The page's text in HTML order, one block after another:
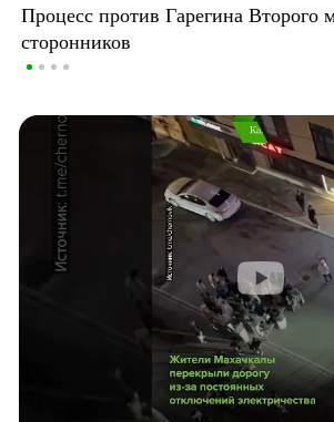
Процесс против Гарегина Второго
сторонников